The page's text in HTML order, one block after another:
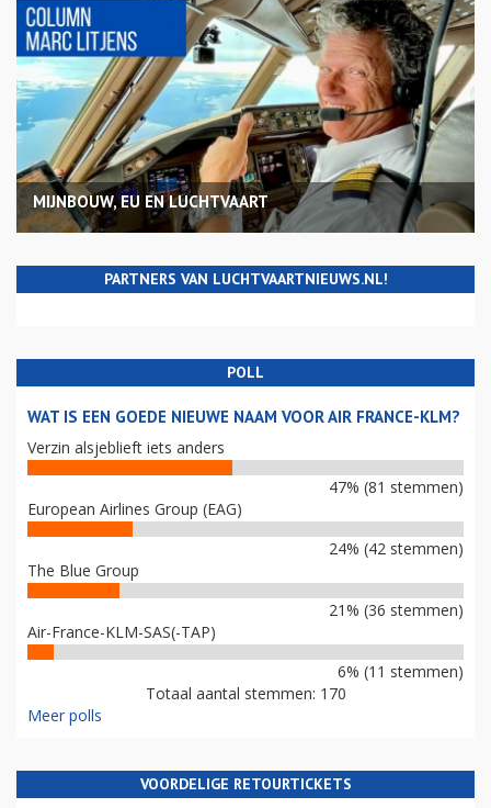
MIJNBOUW, EU EN LUCHTVAART
PARTNERS VAN LUCHTVAARTNIEUWS.NL!
POLL
WAT IS EEN GOEDE NIEUWE NAAM VOOR AIR FRANCE-KLM?
Verzin alsjeblieft iets anders
47% (81 stemmen)
European Airlines Group (EAG)
24% (42 stemmen)
The Blue Group
21% (36 stemmen)
Air-France-KLM-SAS(-TAP)
6% (11 stemmen)
Totaal aantal stemmen: 170
Meer polls
VOORDELIGE RETOURTICKETS